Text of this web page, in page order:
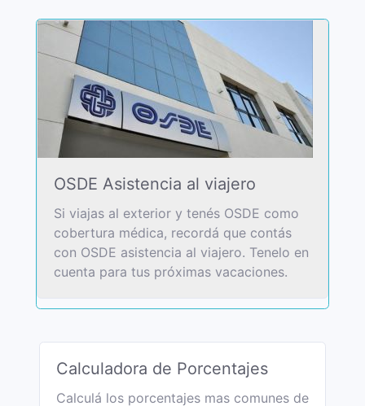
OSDE Asistencia al viajero
Si viajas al exterior y tenés OSDE como
cobertura médica, recordá que contás
con OSDE asistencia al viajero. Tenelo en
cuenta para tus próximas vacaciones.
Calculadora de Porcentajes
Calculá los porcentajes mas comunes de